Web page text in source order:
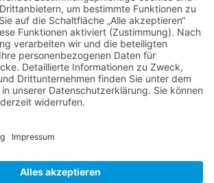
Kontakt
rangendingen.de
Tel: +49 (0)7471 / 920 409